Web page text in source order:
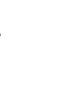
entregas
e
Os
e, como
os custos